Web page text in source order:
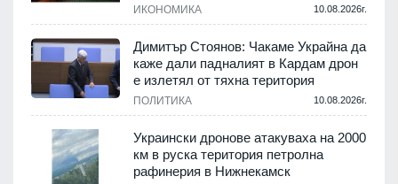
ИКОНОМИКА 10.08.2026г.
Димитър Стоянов: Чакаме Украйна да
каже дали падналият в Кардам дрон
е излетял от тяхна територия
ПОЛИТИКА 10.08.2026г.
Украински дронове атакуваха на 2000
км в руска територия петролна
рафинерия в Нижнекамск